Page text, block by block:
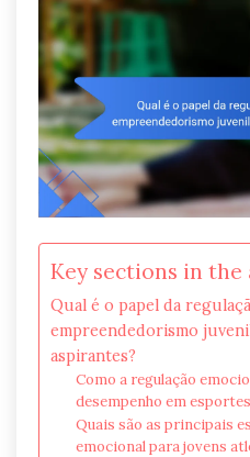
Key sections in the
Qual é o papel da
empreendedorismo
aspirantes?
Como a regulação
desempenho em
Quais são as principais
emocional para jovens